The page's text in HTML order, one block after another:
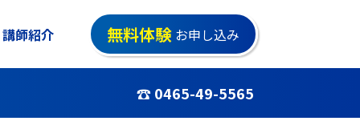
講師紹介 無料体験 お申し込み
☎ 0465-49-5565